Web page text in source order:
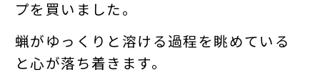
プを買いました。
蝋がゆっくりと溶ける過程を眺めている
と心が落ち着きます。